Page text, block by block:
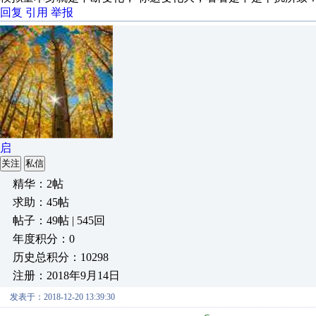
回复 引用 举报
启
关注 私信
精华：2帖
求助：45帖
帖子：49帖 | 545回
年度积分：0
历史总积分：10298
注册：2018年9月14日
发表于：2018-12-20 13:39:30